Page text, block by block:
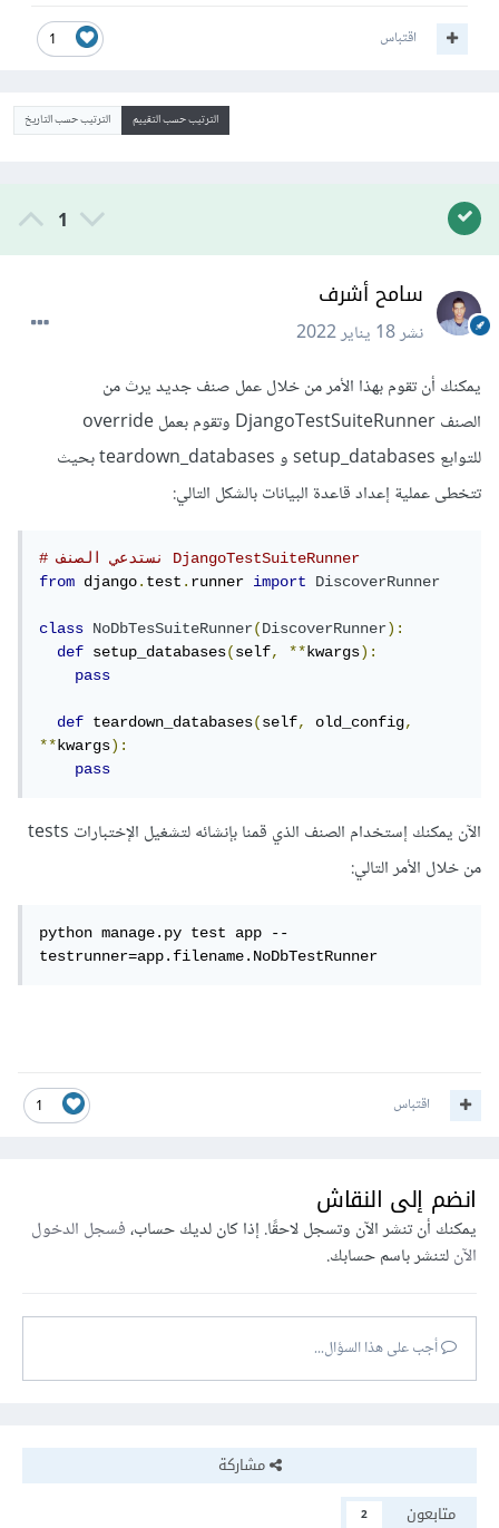
1 اقتباس
الترتيب حسب التقييم الترتيب حسب التاريخ
1
سامح أشرف
نشر18 يناير 2022
يمكنك أن تقوم بهذا الأمر من خلال عمل صنف جديد يرث من
الصنف DjangoTestSuiteRunner وتقوم بعمل override
للتوابع setup_databases و teardown_databases بحيث
تتخطى عملية إعداد قاعدة البيانات بالشكل التالي:
# نستدعي الصنف DjangoTestSuiteRunner
from django.test.runner import DiscoverRunner
class NoDbTesSuiteRunner(DiscoverRunner):
def setup_databases(self, **kwargs):
pass
def teardown_databases(self, old_config,
**kwargs):
pass
الآن يمكنك إستخدام الصنف الذي قمنا بإنشائه لتشغيل الإختبارات tests
من خلال الأمر التالي:
python manage.py test app --
testrunner=app.filename.NoDbTestRunner
1 اقتباس
انضم إلى النقاش
يمكنك أن تنشر الآن وتسجل لاحقًا. إذا كان لديك حساب،فسجل الدخول
الآنلتنشر باسم حسابك.
أجب على هذا السؤال...
مشاركة
متابعون
2